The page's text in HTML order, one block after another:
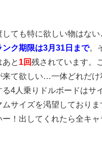
しても特に欲しい物はな
ンク期限は3月31日まで。
と 1回残されています。
来て欲しい…一体どれだけ
る4人乗りドルボードはサ
サイズを渇望しておりま
！出してくれたら全キャ